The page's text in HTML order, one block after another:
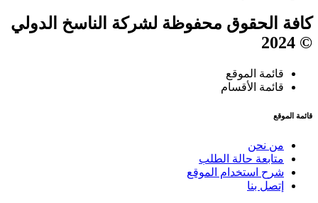
كافة الحقوق محفوظة لشركة الناسخ الدولي
© 2024
قائمة الموقع
قائمة الأقسام
قائمة الموقع
من نحن
متابعة حالة الطلب
شرح استخدام الموقع
إتصل بنا